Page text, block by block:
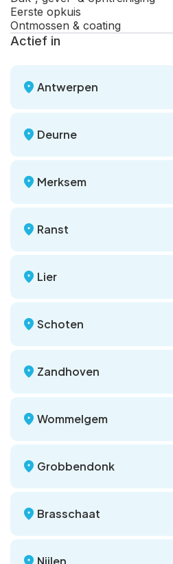
Eerste opkuis
Ontmossen & coating
Actief in
Antwerpen
Deurne
Merksem
Ranst
Lier
Schoten
Zandhoven
Wommelgem
Grobbendonk
Brasschaat
Nijlen